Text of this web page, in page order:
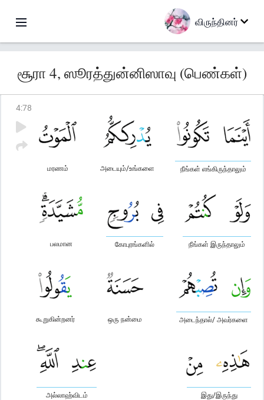
விருந்தினர்
சூரா 4, ஸூரத்துன்னிஸாவு (பெண்கள்)
4:78
நீங்கள் எங்கிருந்தாலும்
அடையும்/உங்களை
மரணம்
நீங்கள் இருந்தாலும்
கோபுரங்களில்
பலமான
அடைந்தால்/ அவர்களை
ஒரு நன்மை
கூறுகின்றனர்
இது/இருந்து
அல்லாஹ்விடம்